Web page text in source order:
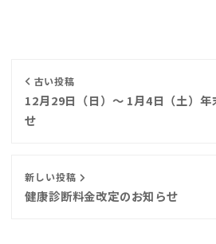
古い投稿
12月29日（日）〜 1月4日（土）年
せ
新しい投稿
健康診断料金改定のお知らせ